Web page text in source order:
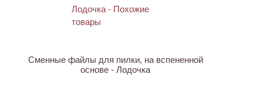
Сменные файлы для пилки, на вспененной
основе - Лодочка